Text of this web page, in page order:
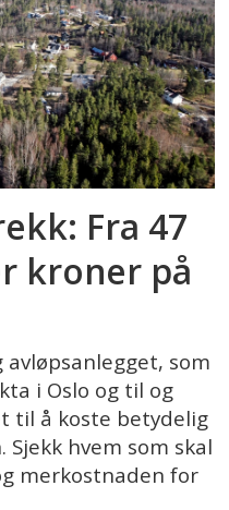
Fra 47
kroner på
som
i Oslo og til og
til å koste betydelig
hvem som skal
merkostnaden for